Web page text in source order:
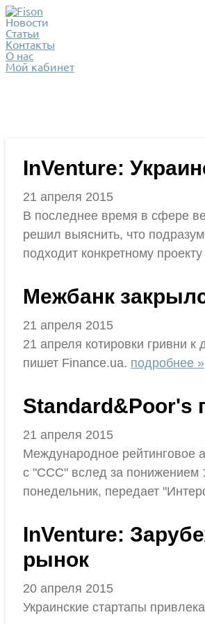
Новости
Статьи
Контакты
О нас
Мой кабинет
InVenture:
21 апреля 2015
В последнее время в сфере
решил выяснить, что
подходит конкретному
Межбанк
21 апреля 2015
21 апреля котировки гривни
пишет Finanсe.ua. подробнее »
Standard&Poor's
21 апреля 2015
Международное рейтинговое
с "CCC" вслед за понижением
понедельник, передает
InVenture:
рынок
20 апреля 2015
Украинские стартапы